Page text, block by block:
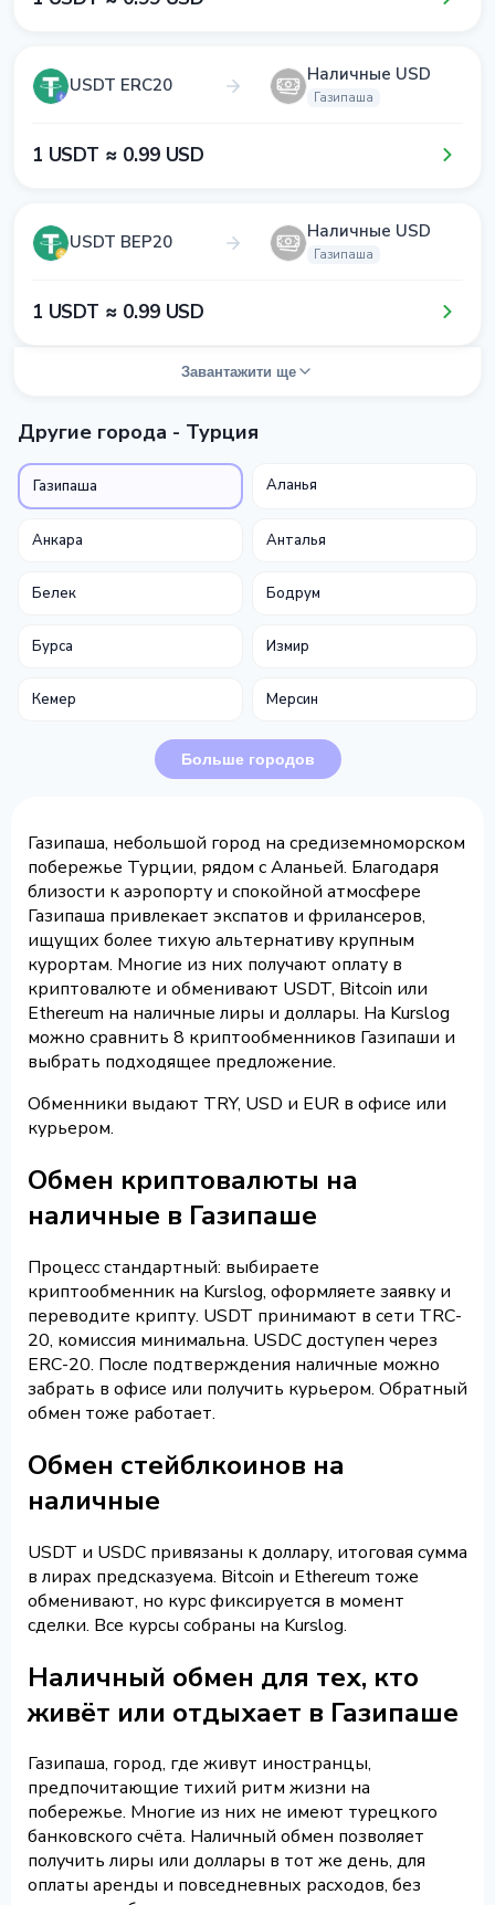
USDT ERC20 Наличные USD
Газипаша
1​ USDT ≈ 0​.9​9​ USD
USDT BEP20 Наличные USD
Газипаша
1​ USDT ≈ 0​.9​9​ USD
Завантажити ще
Другие города - Турция
Газипаша Аланья
Анкара Анталья
Белек Бодрум
Бурса Измир
Кемер Мерсин
Больше городов
Газипаша, небольшой город на средиземноморском
побережье Турции, рядом с Аланьей. Благодаря
близости к аэропорту и спокойной атмосфере
Газипаша привлекает экспатов и фрилансеров,
ищущих более тихую альтернативу крупным
курортам. Многие из них получают оплату в
криптовалюте и обменивают USDT, Bitcoin или
Ethereum на наличные лиры и доллары. На Kurslog
можно сравнить 8 криптообменников Газипаши и
выбрать подходящее предложение.
Обменники выдают TRY, USD и EUR в офисе или
курьером.
Обмен криптовалюты на
наличные в Газипаше
Процесс стандартный: выбираете
криптообменник на Kurslog, оформляете заявку и
переводите крипту. USDT принимают в сети TRC-
20, комиссия минимальна. USDC доступен через
ERC-20. После подтверждения наличные можно
забрать в офисе или получить курьером. Обратный
обмен тоже работает.
Обмен стейблкоинов на
наличные
USDT и USDC привязаны к доллару, итоговая сумма
в лирах предсказуема. Bitcoin и Ethereum тоже
обменивают, но курс фиксируется в момент
сделки. Все курсы собраны на Kurslog.
Наличный обмен для тех, кто
живёт или отдыхает в Газипаше
Газипаша, город, где живут иностранцы,
предпочитающие тихий ритм жизни на
побережье. Многие из них не имеют турецкого
банковского счёта. Наличный обмен позволяет
получить лиры или доллары в тот же день, для
оплаты аренды и повседневных расходов, без